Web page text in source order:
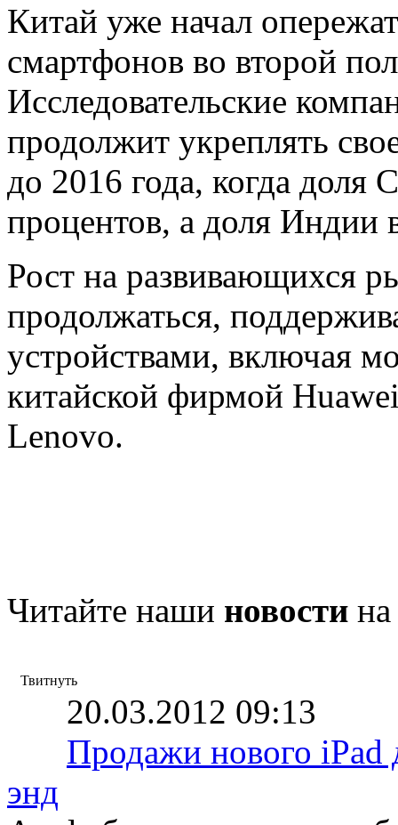
Китай уже начал
смартфонов во второй
Исследовательские
продолжит укреплять
до 2016 года, когда
процентов, а доля Индии
Рост на развивающихся
продолжаться,
устройствами, включая
китайской фирмой
Lenovo.
Читайте наши новости
Твитнуть
20.03.2012 09:13
Продажи нового iPad
энд